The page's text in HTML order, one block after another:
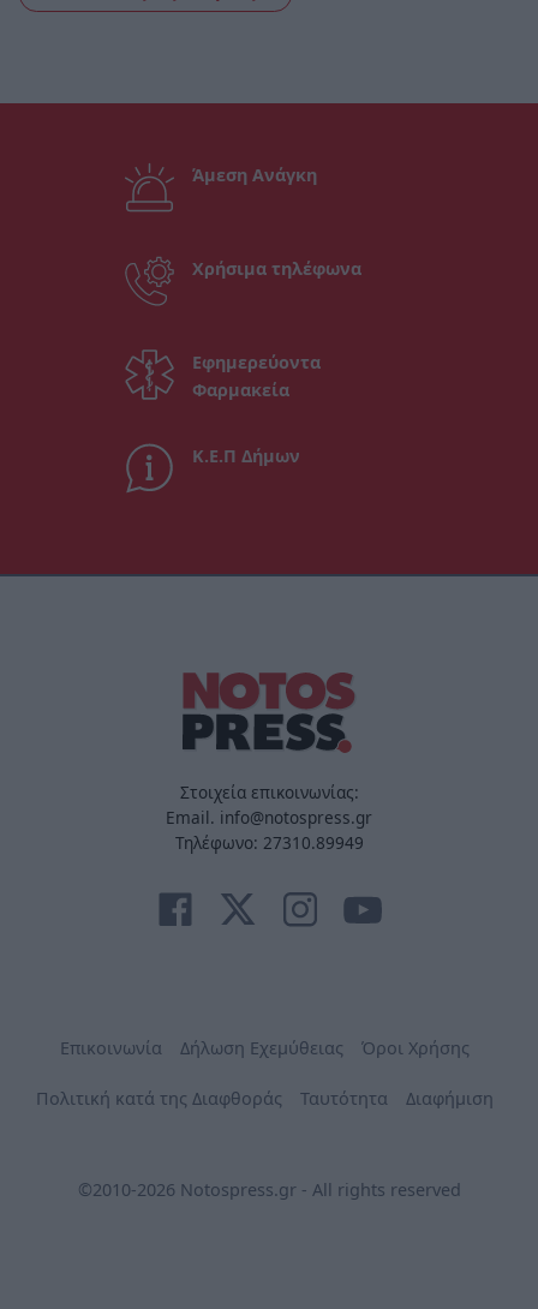
Άμεση Ανάγκη
Χρήσιμα τηλέφωνα
Εφημερεύοντα
Φαρμακεία
Κ.Ε.Π Δήμων
Στοιχεία επικοινωνίας:
Email. info@notospress.gr
Τηλέφωνο: 27310.89949
Επικοινωνία Δήλωση Εχεμύθειας Όροι Χρήσης
Πολιτική κατά της Διαφθοράς Ταυτότητα Διαφήμιση
©2010-2026 Notospress.gr - All rights reserved